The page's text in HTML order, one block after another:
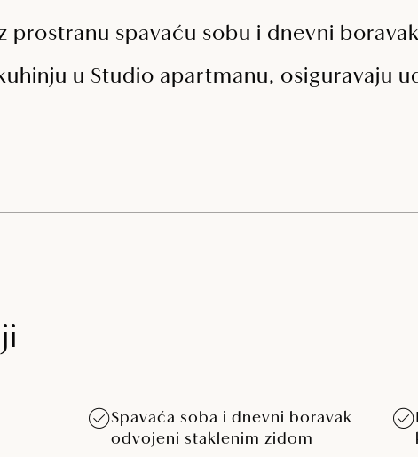
prostranu spavaću sobu i dnevni
u Studio apartmanu, osiguravaju
Spavaća soba i dnevni boravak
odvojeni staklenim zidom